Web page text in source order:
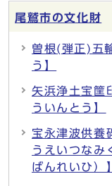
尾鷲市の文化財
曽根(弾正)五
う】
矢浜浄土宝筐
ういんとう】
宝永津波供養
うえいつなみ
ばんれいひ）